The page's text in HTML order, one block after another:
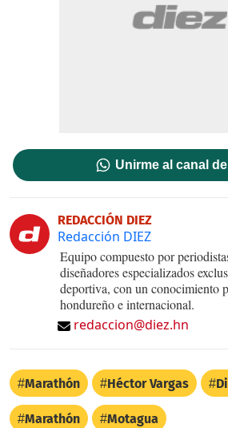
Unirme al canal
REDACCIÓN DIEZ
Redacción DIEZ
Equipo compuesto por
diseñadores especializados
deportiva, con un conocimiento
hondureño e internacional.
redaccion@diez.hn
Marathón Héctor Vargas
Marathón Motagua